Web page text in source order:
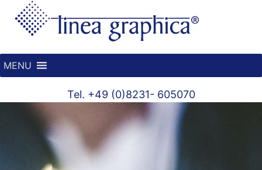
MENU
Tel. +49 (0)8231- 605070